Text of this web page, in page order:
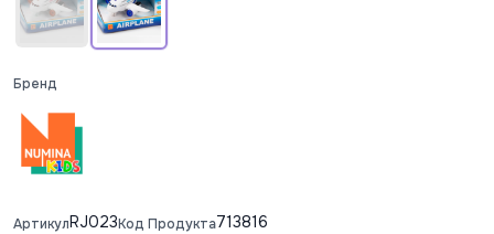
Бренд
АртикулRJ023Код Продукта713816